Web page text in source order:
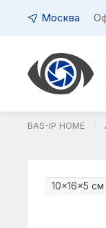
Москва
BAS-IP HOME
10×16×5 см